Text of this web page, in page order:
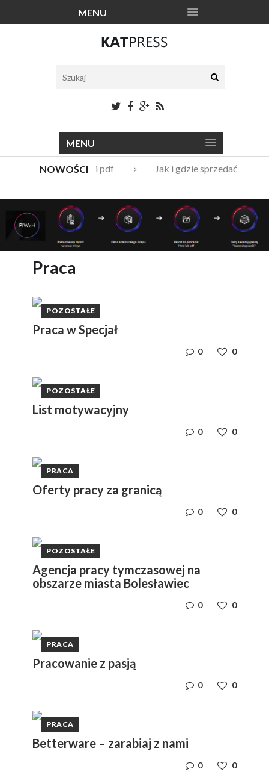
MENU
MENU
NOWOŚCI
Katalogi narzędzi pdf
Jak i gdzie sprzedać stare
Vito Bambino – kim jest nowy członek Męskie Granie
Praca
POZOSTAŁE
Praca w Specjał
0
0
POZOSTAŁE
List motywacyjny
0
0
PRACA
Oferty pracy za granicą
0
0
POZOSTAŁE
Agencja pracy tymczasowej na
obszarze miasta Bolesławiec
0
0
PRACA
Pracowanie z pasją
0
0
PRACA
Betterware – zarabiaj z nami
0
0